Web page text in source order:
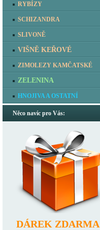
RYBÍZY
SCHIZANDRA
SLIVONĚ
VIŠNĚ KEŘOVÉ
ZIMOLEZY KAMČATSKÉ
ZELENINA
HNOJIVA A OSTATNÍ
Něco navíc pro Vás:
DÁREK ZDARMA